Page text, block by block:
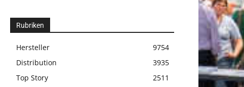
Rubriken
Hersteller
9754
Distribution
3935
Top Story
2511